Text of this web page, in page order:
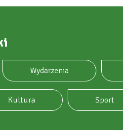
Wydarzenia
Kultura Sport